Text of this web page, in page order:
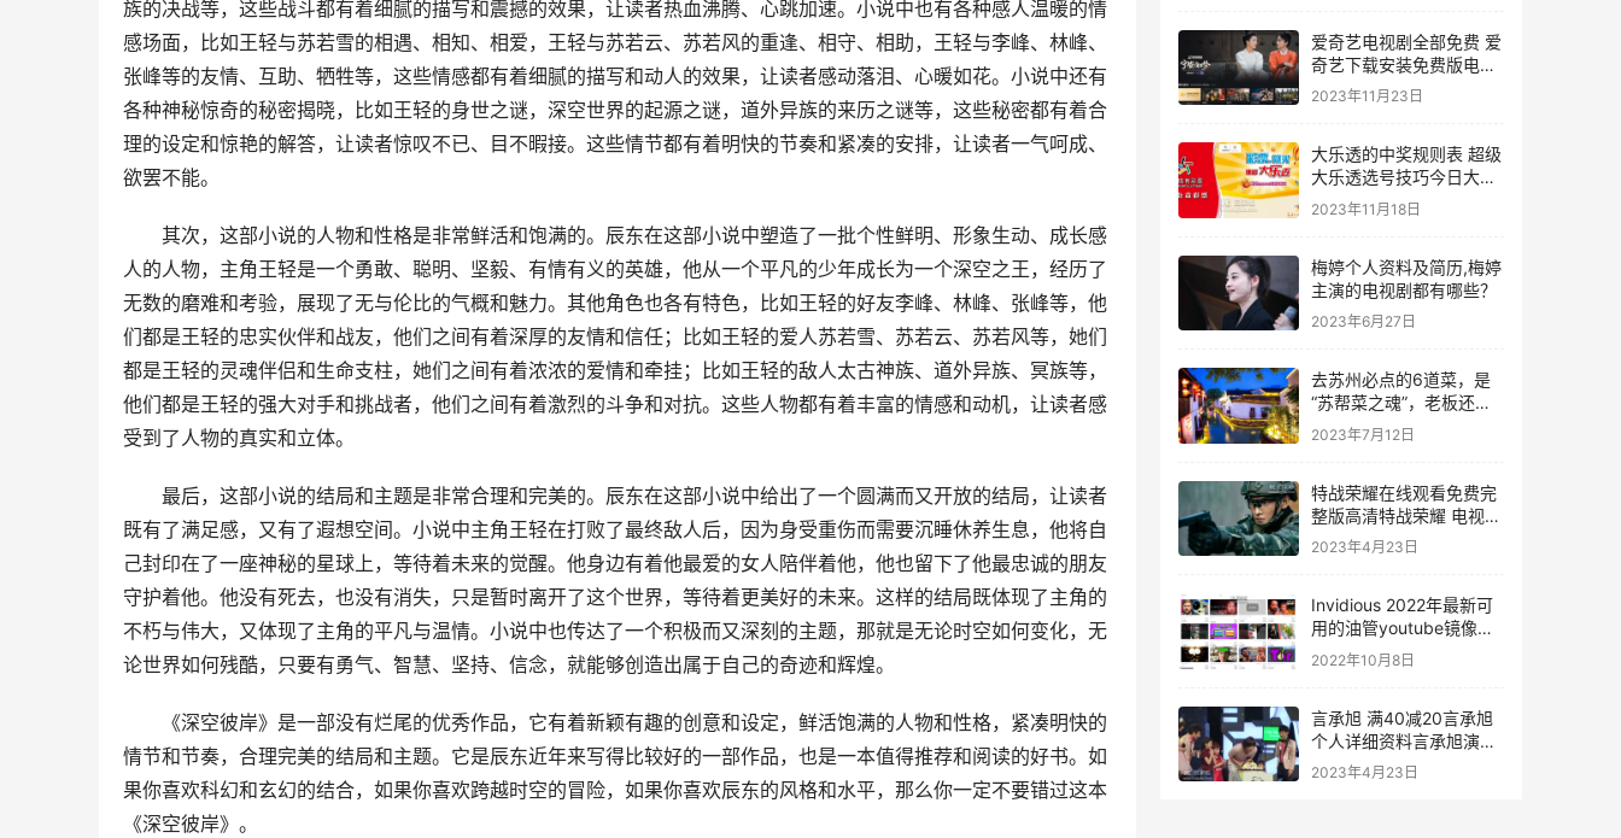
族的决战等，这些战斗都有着细腻的描写和震撼的效果，让读者热血沸腾、心跳加速。小说中也有各种感人温暖的情
感场面，比如王轻与苏若雪的相遇、相知、相爱，王轻与苏若云、苏若风的重逢、相守、相助，王轻与李峰、林峰、
张峰等的友情、互助、牺牲等，这些情感都有着细腻的描写和动人的效果，让读者感动落泪、心暖如花。小说中还有
各种神秘惊奇的秘密揭晓，比如王轻的身世之谜，深空世界的起源之谜，道外异族的来历之谜等，这些秘密都有着合
理的设定和惊艳的解答，让读者惊叹不已、目不暇接。这些情节都有着明快的节奏和紧凑的安排，让读者一气呵成、
欲罢不能。
其次，这部小说的人物和性格是非常鲜活和饱满的。辰东在这部小说中塑造了一批个性鲜明、形象生动、成长感
人的人物，主角王轻是一个勇敢、聪明、坚毅、有情有义的英雄，他从一个平凡的少年成长为一个深空之王，经历了
无数的磨难和考验，展现了无与伦比的气概和魅力。其他角色也各有特色，比如王轻的好友李峰、林峰、张峰等，他
们都是王轻的忠实伙伴和战友，他们之间有着深厚的友情和信任；比如王轻的爱人苏若雪、苏若云、苏若风等，她们
都是王轻的灵魂伴侣和生命支柱，她们之间有着浓浓的爱情和牵挂；比如王轻的敌人太古神族、道外异族、冥族等，
他们都是王轻的强大对手和挑战者，他们之间有着激烈的斗争和对抗。这些人物都有着丰富的情感和动机，让读者感
受到了人物的真实和立体。
最后，这部小说的结局和主题是非常合理和完美的。辰东在这部小说中给出了一个圆满而又开放的结局，让读者
既有了满足感，又有了遐想空间。小说中主角王轻在打败了最终敌人后，因为身受重伤而需要沉睡休养生息，他将自
己封印在了一座神秘的星球上，等待着未来的觉醒。他身边有着他最爱的女人陪伴着他，他也留下了他最忠诚的朋友
守护着他。他没有死去，也没有消失，只是暂时离开了这个世界，等待着更美好的未来。这样的结局既体现了主角的
不朽与伟大，又体现了主角的平凡与温情。小说中也传达了一个积极而又深刻的主题，那就是无论时空如何变化，无
论世界如何残酷，只要有勇气、智慧、坚持、信念，就能够创造出属于自己的奇迹和辉煌。
《深空彼岸》是一部没有烂尾的优秀作品，它有着新颖有趣的创意和设定，鲜活饱满的人物和性格，紧凑明快的
情节和节奏，合理完美的结局和主题。它是辰东近年来写得比较好的一部作品，也是一本值得推荐和阅读的好书。如
果你喜欢科幻和玄幻的结合，如果你喜欢跨越时空的冒险，如果你喜欢辰东的风格和水平，那么你一定不要错过这本
《深空彼岸》。
爱奇艺电视剧全部免费 爱
奇艺下载安装免费版电视
剧
2023年11月23日
大乐透的中奖规则表 超级
大乐透选号技巧今日大数
据分析精准预测推荐
2023年11月18日
梅婷个人资料及简历,梅婷
主演的电视剧都有哪些？
2023年6月27日
去苏州必点的6道菜，是
“苏帮菜之魂”，老板还以
为你是苏州人
2023年7月12日
特战荣耀在线观看免费完
整版高清特战荣耀 电视剧
剧情介绍
2023年4月23日
Invidious 2022年最新可
用的油管youtube镜像站
点，评论区居然也同步过
来了！
2022年10月8日
言承旭 满40减20言承旭
个人详细资料言承旭演过
的所有电视剧
2023年4月23日